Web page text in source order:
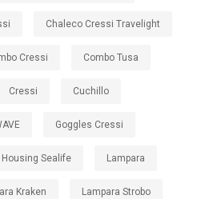
Chaleco Cressi Travelight
Cressi Combo Tusa
Cressi Cuchillo
Goggles Cressi
Housing Sealife Lampara
Kraken Lampara Strobo